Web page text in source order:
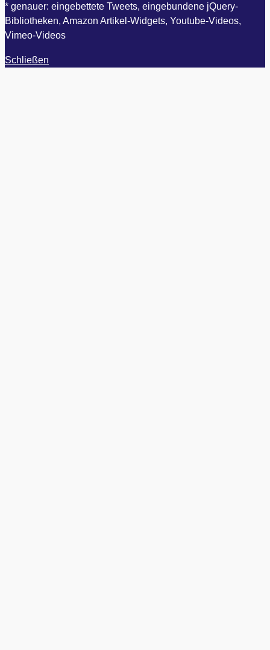
* genauer: eingebettete Tweets, eingebundene jQuery-
Bibliotheken, Amazon Artikel-Widgets, Youtube-Videos,
Vimeo-Videos
Schließen